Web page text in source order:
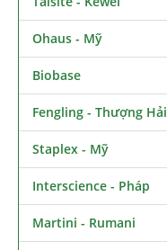
Ohaus - Mỹ
Biobase
Fengling - Thượng Hải
Staplex - Mỹ
Interscience - Pháp
Martini - Rumani